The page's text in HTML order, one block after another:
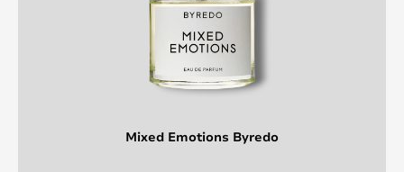
Mixed Emotions Byredo